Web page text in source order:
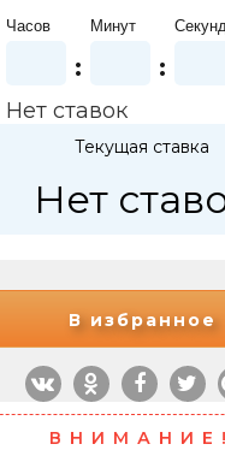
Часов
:
Минут
:
Нет ставок
Текущая ставка
Нет
В избранное
ВНИМАНИЕ!